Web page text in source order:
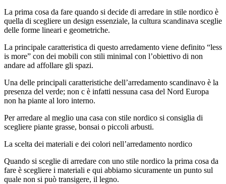
La prima cosa da fare quando si decide di arredare in stile nordico è
quella di scegliere un design essenziale, la cultura scandinava sceglie
delle forme lineari e geometriche.
La principale caratteristica di questo arredamento viene definito “less
is more” con dei mobili con stili minimal con l’obiettivo di non
andare ad affollare gli spazi.
Una delle principali caratteristiche dell’arredamento scandinavo è la
presenza del verde; non c è infatti nessuna casa del Nord Europa
non ha piante al loro interno.
Per arredare al meglio una casa con stile nordico si consiglia di
scegliere piante grasse, bonsai o piccoli arbusti.
La scelta dei materiali e dei colori nell’arredamento nordico
Quando si sceglie di arredare con uno stile nordico la prima cosa da
fare è scegliere i materiali e qui abbiamo sicuramente un punto sul
quale non si può transigere, il legno.